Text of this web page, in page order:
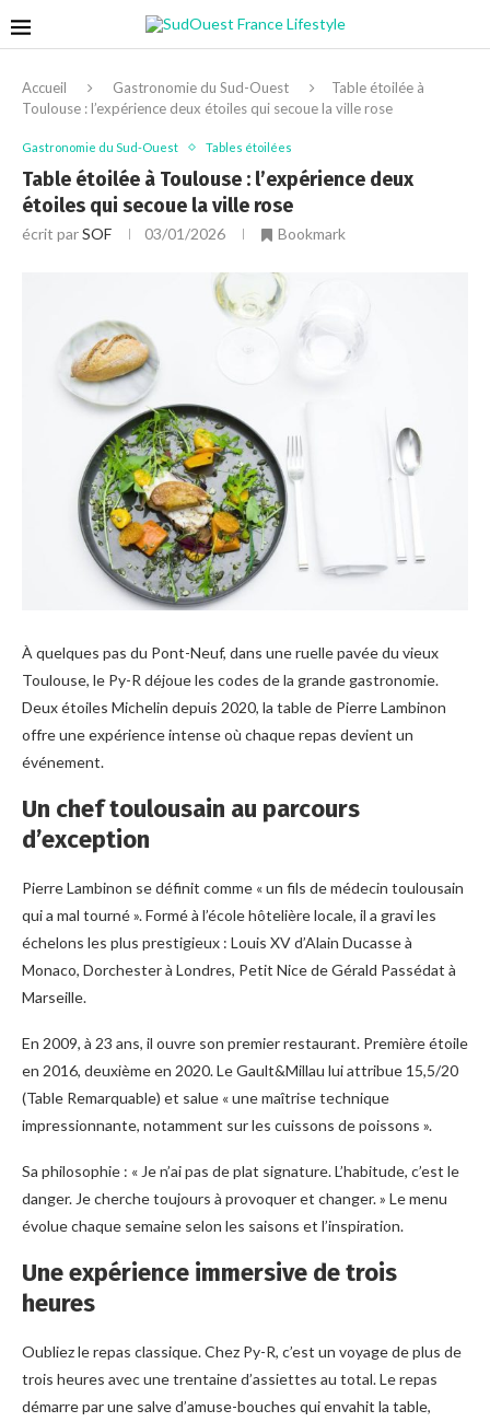
Accueil Gastronomie du Sud-Ouest
Table étoilée à
Toulouse : l’expérience deux étoiles qui secoue la ville rose
Gastronomie du Sud-Ouest Tables étoilées
Table étoilée à Toulouse : l’expérience deux
étoiles qui secoue la ville rose
écrit parSOF 03/01/2026 Bookmark
À quelques pas du Pont-Neuf, dans une ruelle pavée du vieux
Toulouse, le Py-R déjoue les codes de la grande gastronomie.
Deux étoiles Michelin depuis 2020, la table de Pierre Lambinon
offre une expérience intense où chaque repas devient un
événement.
Un chef toulousain au parcours
d’exception
Pierre Lambinon se définit comme « un fils de médecin toulousain
qui a mal tourné ». Formé à l’école hôtelière locale, il a gravi les
échelons les plus prestigieux : Louis XV d’Alain Ducasse à
Monaco, Dorchester à Londres, Petit Nice de Gérald Passédat à
Marseille.
En 2009, à 23 ans, il ouvre son premier restaurant. Première étoile
en 2016, deuxième en 2020. Le Gault&Millau lui attribue 15,5/20
(Table Remarquable) et salue « une maîtrise technique
impressionnante, notamment sur les cuissons de poissons ».
Sa philosophie : « Je n’ai pas de plat signature. L’habitude, c’est le
danger. Je cherche toujours à provoquer et changer. » Le menu
évolue chaque semaine selon les saisons et l’inspiration.
Une expérience immersive de trois
heures
Oubliez le repas classique. Chez Py-R, c’est un voyage de plus de
trois heures avec une trentaine d’assiettes au total. Le repas
démarre par une salve d’amuse-bouches qui envahit la table,